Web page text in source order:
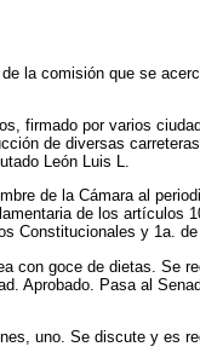
la comisión que se
firmado por varios
de diversas
León Luis L.
de la Cámara al
de los
Constitucionales y 1a.
goce de dietas. Se
Aprobado. Pasa al
uno. Se discute y es